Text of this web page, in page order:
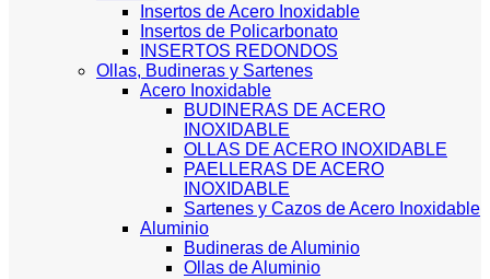
Insertos de Acero Inoxidable
Insertos de Policarbonato
INSERTOS REDONDOS
Ollas, Budineras y Sartenes
Acero Inoxidable
BUDINERAS DE ACERO
INOXIDABLE
OLLAS DE ACERO INOXIDABLE
PAELLERAS DE ACERO
INOXIDABLE
Sartenes y Cazos de Acero Inoxidable
Aluminio
Budineras de Aluminio
Ollas de Aluminio